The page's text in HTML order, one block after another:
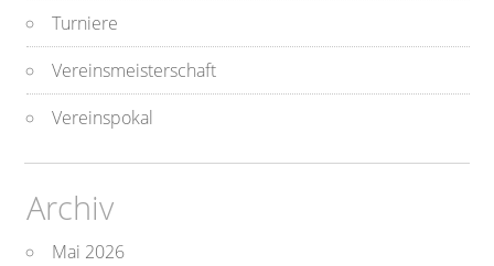
Turniere
Vereinsmeisterschaft
Vereinspokal
Archiv
Mai 2026